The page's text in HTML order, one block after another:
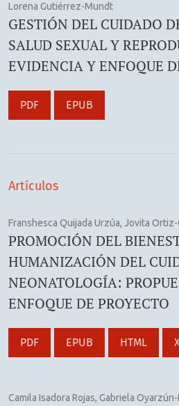
Artículos de reflexión
Áreas temáticas
Salud sexual y reproductiva
Obstetricia y ginecología
Neonatología
Gestión en matronería
Lorena Gutiérrez-Mundt
GESTIÓN DEL CUIDADO
SALUD SEXUAL Y
EVIDENCIA Y ENFOQUE
PDF EPUB
Artículos
Franshesca Quijada Urzúa, Jovita
PROMOCIÓN DEL
HUMANIZACIÓN DEL
NEONATOLOGÍA:
ENFOQUE DE PROYECTO
PDF EPUB HTML
Camila Isadora Rojas, Gabriela